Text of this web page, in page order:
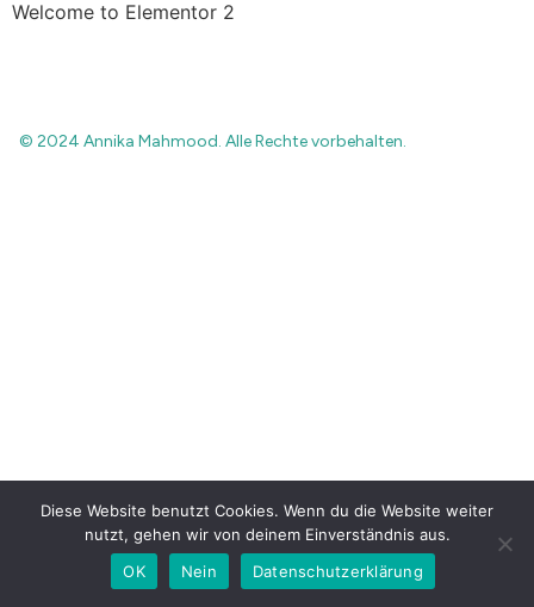
Welcome to Elementor 2
© 2024 Annika Mahmood. Alle Rechte vorbehalten.
Diese Website benutzt Cookies. Wenn du die Website weiter
nutzt, gehen wir von deinem Einverständnis aus.
OK
Nein Datenschutzerklärung